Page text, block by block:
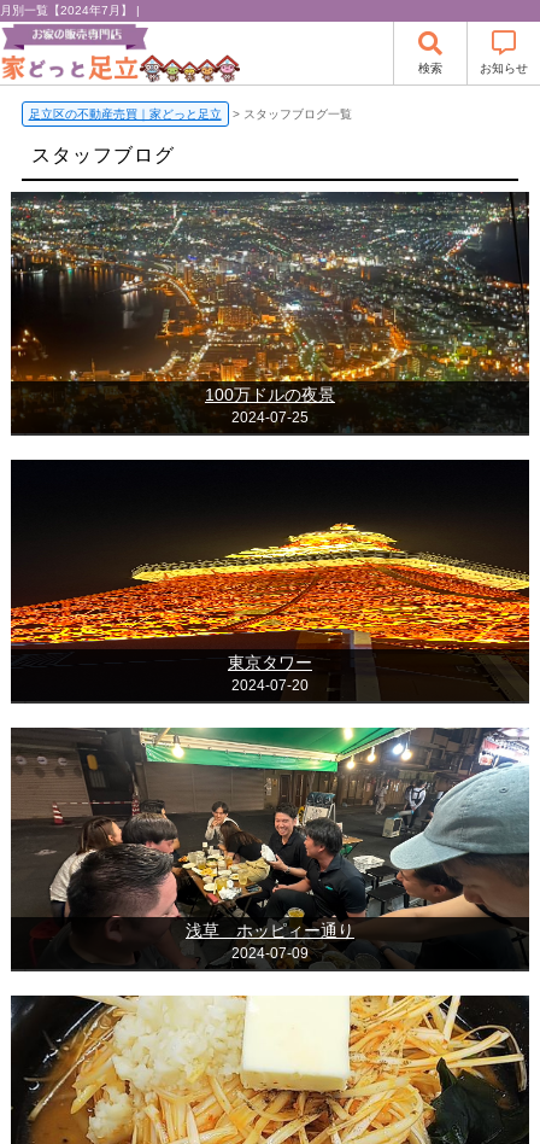
月別一覧【2024年7月】 |
検索 お知らせ
足立区の不動産売買｜家どっと足立 > スタッフブログ一覧
スタッフブログ
100万ドルの夜景
2024-07-25
東京タワー
2024-07-20
浅草 ホッピィー通り
2024-07-09